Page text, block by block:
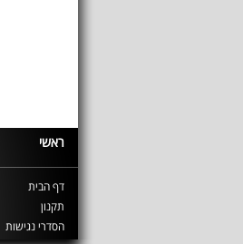
ראשי
דף הבית
תקנון
הסדרי נגישות